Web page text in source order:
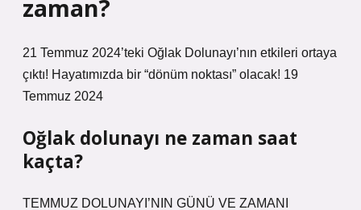
zaman?
21 Temmuz 2024’teki Oğlak Dolunayı’nın etkileri ortaya
çıktı! Hayatımızda bir “dönüm noktası” olacak! 19
Temmuz 2024
Oğlak dolunayı ne zaman saat
kaçta?
TEMMUZ DOLUNAYI’NIN GÜNÜ VE ZAMANI